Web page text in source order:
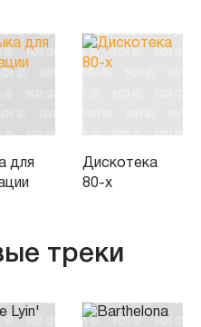
для
Дискотека
80-х
треки